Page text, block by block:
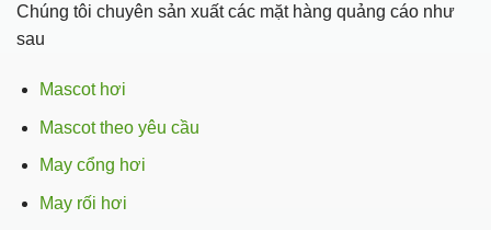
Chúng tôi chuyên sản xuất các mặt hàng quảng cáo như
sau
Mascot hơi
Mascot theo yêu cầu
May cổng hơi
May rối hơi